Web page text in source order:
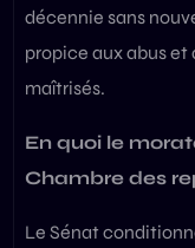
décennie sans
propice aux abus
maîtrisés.
En quoi le
Chambre des
Le Sénat